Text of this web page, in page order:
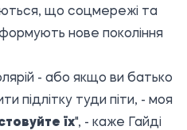
що соцмережі та
нове покоління
- або якщо ви батько
підлітку туди піти, - моя
їх", - каже Гайді